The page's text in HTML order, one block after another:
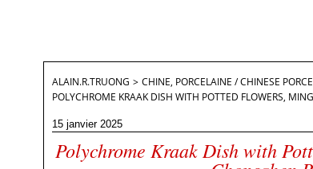
ALAIN.R.TRUONG > CHINE, PORCELAINE / CHINESE
POLYCHROME KRAAK DISH WITH POTTED FLOWERS,
15 janvier 2025
Polychrome Kraak Dish with